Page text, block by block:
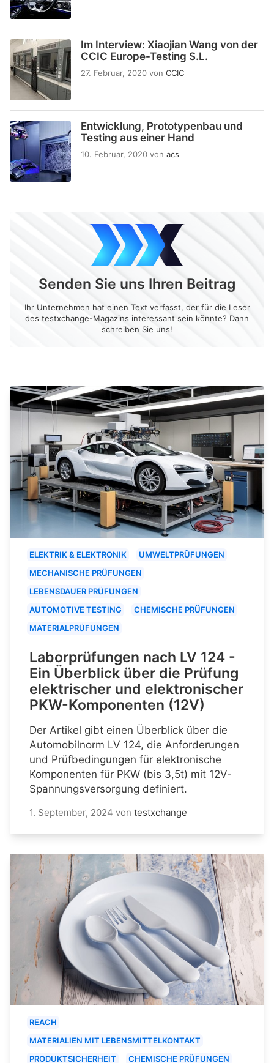
Im Interview: Xiaojian Wang von der
CCIC Europe-Testing S.L.
27. Februar, 2020 von CCIC
Entwicklung, Prototypenbau und
Testing aus einer Hand
10. Februar, 2020 von acs
Senden Sie uns Ihren Beitrag
Ihr Unternehmen hat einen Text verfasst, der für die Leser
des testxchange-Magazins interessant sein könnte? Dann
schreiben Sie uns!
ELEKTRIK & ELEKTRONIK
UMWELTPRÜFUNGEN
MECHANISCHE PRÜFUNGEN
LEBENSDAUER PRÜFUNGEN
AUTOMOTIVE TESTING
CHEMISCHE PRÜFUNGEN
MATERIALPRÜFUNGEN
Laborprüfungen nach LV 124 -
Ein Überblick über die Prüfung
elektrischer und elektronischer
PKW-Komponenten (12V)
Der Artikel gibt einen Überblick über die
Automobilnorm LV 124, die Anforderungen
und Prüfbedingungen für elektronische
Komponenten für PKW (bis 3,5t) mit 12V-
Spannungsversorgung definiert.
1. September, 2024 von testxchange
REACH
MATERIALIEN MIT LEBENSMITTELKONTAKT
PRODUKTSICHERHEIT
CHEMISCHE PRÜFUNGEN